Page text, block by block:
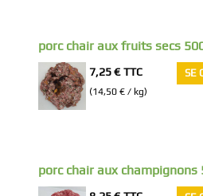
porc chair aux fruits secs
7,25 € TTC
(14,50 € / kg)
SE
porc chair aux champignons